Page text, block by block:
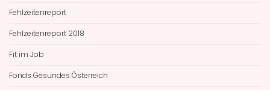
Fehlzeitenreport
Fehlzeitenreport 2018
Fit im Job
Fonds Gesundes Österreich